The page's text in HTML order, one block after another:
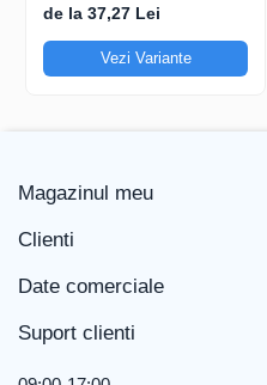
de la 37,27 Lei
Vezi Variante
Magazinul meu
Clienti
Date comerciale
Suport clienti